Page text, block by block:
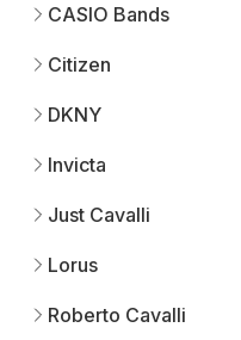
CASIO Bands
Citizen
DKNY
Invicta
Just Cavalli
Lorus
Roberto Cavalli